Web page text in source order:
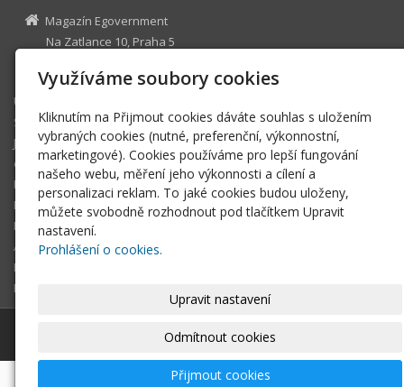
Magazín Egovernment
Na Zatlance 10, Praha 5
egovernment@egovernment.cz
Úvodní stránka
STUDIO
JIHLAVA
eOSOBNOST
ROK INFORMATIKY
MIKULOV
EGOVERNMENT THE BEST
ARCHIV MAGAZÍNU
DOTAZ
REGISTRACE ČTENÁŘE
Magazín Egovernment|Mapa webu
Využíváme soubory cookies
Kliknutím na Přijmout cookies dáváte souhlas s uložením
vybraných cookies (nutné, preferenční, výkonnostní,
marketingové). Cookies používáme pro lepší fungování
našeho webu, měření jeho výkonnosti a cílení a
personalizaci reklam. To jaké cookies budou uloženy,
můžete svobodně rozhodnout pod tlačítkem Upravit
nastavení.
Prohlášení o cookies.
Upravit nastavení
Odmítnout cookies
Přijmout cookies